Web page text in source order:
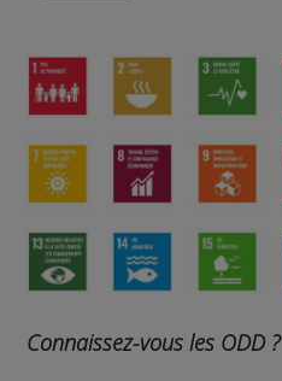
Connaissez-vous les ODD ?